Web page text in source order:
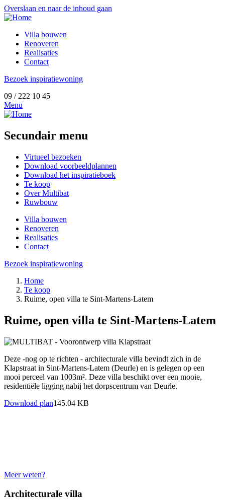
Overslaan en naar de inhoud gaan
Villa bouwen
Renoveren
Realisaties
Contact
Bezoek inspiratiewoning
09 / 222 10 45
Menu
Secundair menu
Virtueel bezoeken
Download voorbeeldplannen
Download het inspiratieboek
Te koop
Over Multibat
Ruwbouw
Villa bouwen
Renoveren
Realisaties
Contact
Bezoek inspiratiewoning
Home
Te koop
Ruime, open villa te Sint-Martens-Latem
Ruime, open villa te Sint-Martens-Latem
Deze -nog op te richten - architecturale villa bevindt zich in de
Klapstraat in Sint-Martens-Latem (Deurle) en is gelegen op een
mooi perceel van 1003m². Deze villa beschikt over een mooie,
residentiële ligging nabij het dorpscentrum van Deurle.
Download plan145.04 KB
Meer weten?
Architecturale villa